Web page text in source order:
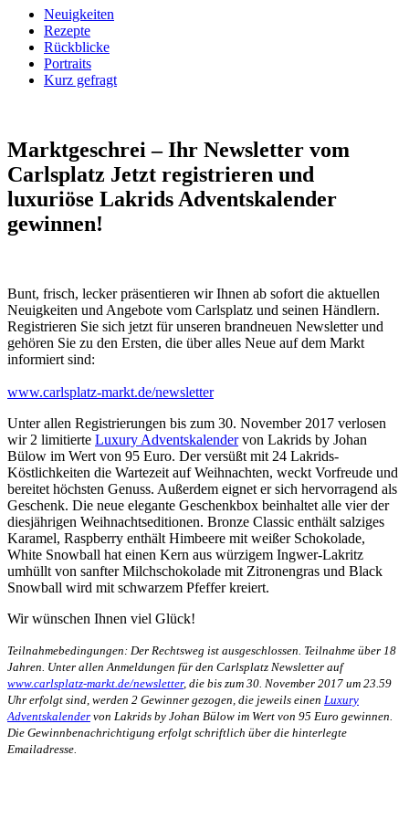
Neuigkeiten
Rezepte
Rückblicke
Portraits
Kurz gefragt
Marktgeschrei – Ihr Newsletter vom
Carlsplatz Jetzt registrieren und
luxuriöse Lakrids Adventskalender
gewinnen!
Bunt, frisch, lecker präsentieren wir Ihnen ab sofort die aktuellen
Neuig­keiten und Angebote vom Carlsplatz und seinen Händlern.
Registrieren Sie sich jetzt für unseren brandneuen Newsletter und
gehören Sie zu den Ersten, die über alles Neue auf dem Markt
informiert sind:
www.carlsplatz-markt.de/newsletter
Unter allen Registrierungen bis zum 30. November 2017 verlosen
wir 2 limitierte Luxury Adventskalendervon Lakrids by Johan
Bülow im Wert von 95 Euro. Der versüßt mit 24 Lakrids-
Köstlichkeiten die Wartezeit auf Weihnachten, weckt Vorfreude und
bereitet höchsten Genuss. Außerdem eignet er sich hervorragend als
Geschenk. Die neue elegante Geschenkbox beinhaltet alle vier der
diesjährigen Weihnachtseditionen. Bronze Classic enthält salziges
Karamel, Raspberry enthält Himbeere mit weißer Schokolade,
White Snowball hat einen Kern aus würzigem Ingwer-Lakritz
umhüllt von sanfter Milchschokolade mit Zitronengras und Black
Snowball wird mit schwarzem Pfeffer kreiert.
Wir wünschen Ihnen viel Glück!
Teilnahmebedingungen: Der Rechtsweg ist ausgeschlossen. Teilnahme über 18
Jahren. Unter allen Anmeldungen für den Carlsplatz Newsletter auf
www.carlsplatz-markt.de/newsletter, die bis zum 30. November 2017 um 23.59
Uhr erfolgt sind, werden 2 Gewinner gezogen, die jeweils einen Luxury
Adventskalender von Lakrids by Johan Bülow im Wert von 95 Euro gewinnen.
Die Gewinnbenachrichtigung erfolgt schriftlich über die hinterlegte
Emailadresse.